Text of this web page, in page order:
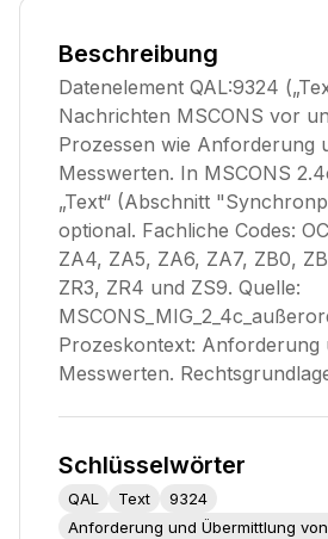
Beschreibung
Datenelement QAL:9324
Nachrichten MSCONS vor
Prozessen wie Anforderung
Messwerten. In MSCONS
„Text“ (Abschnitt
optional. Fachliche Codes:
ZA4, ZA5, ZA6, ZA7, ZB0,
ZR3, ZR4 und ZS9. Quelle:
Prozeskontext: Anforderung
Messwerten.
Schlüsselwörter
QAL Text
9324
Anforderung und Übermittlung